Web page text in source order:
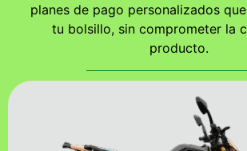
planes de pago personalizados
tu bolsillo, sin comprometer la
producto.